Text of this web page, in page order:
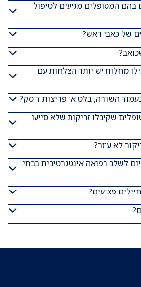
המטופלים מגיעים לטיפול
של כאבי ראש?
מחלות יש יותר הצלחות עם
השדרה, בלט או פריצות דיסק?
שקיבלו זריקות שלא סייעו
לא עוזר?
לשלב רפואה אינטגרטיבית בבתי
פצועים?